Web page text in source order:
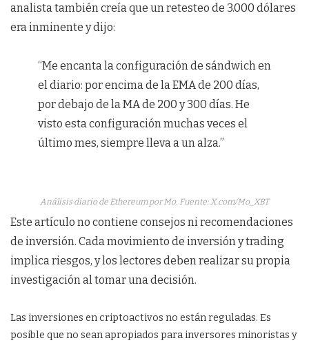
analista también creía que un retesteo de 3.000 dólares
era inminente y dijo:
“Me encanta la configuración de sándwich en
el diario: por encima de la EMA de 200 días,
por debajo de la MA de 200 y 300 días. He
visto esta configuración muchas veces el
último mes, siempre lleva a un alza.”
Análisis diario de Ethereum por Mo. Fuente: X.com/Mo_XBT
Este artículo no contiene consejos ni recomendaciones
de inversión. Cada movimiento de inversión y trading
implica riesgos, y los lectores deben realizar su propia
investigación al tomar una decisión.
Las inversiones en criptoactivos no están reguladas. Es
posible que no sean apropiados para inversores minoristas y